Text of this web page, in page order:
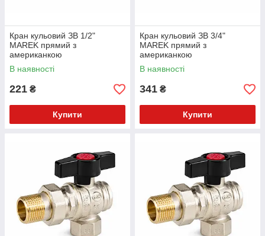
Кран кульовий ЗВ 1/2"
MAREK прямий з
американкою
В наявності
221 ₴
Купити
Кран кульовий ЗВ 3/4"
MAREK прямий з
американкою
В наявності
341 ₴
Купити